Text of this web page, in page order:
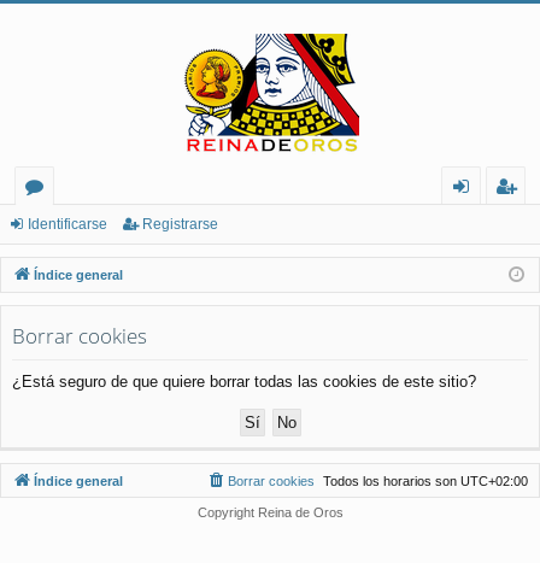
or
os
nt
ifi
rs
ist
ra
Identificarse Registrarse
Índice general
Borrar cookies
¿Está seguro de que quiere borrar todas las cookies de este sitio?
Índice general Todos los horarios son UTC+02:00
Borrar cookies
Copyright Reina de Oros